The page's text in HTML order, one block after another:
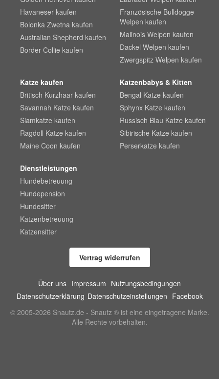
Havaneser kaufen
Bolonka Zwetna kaufen
Australian Shepherd kaufen
Border Collie kaufen
Französische Bulldogge
Welpen kaufen
Malinois Welpen kaufen
Dackel Welpen kaufen
Zwergspitz Welpen kaufen
Katze kaufen
Britisch Kurzhaar kaufen
Savannah Katze kaufen
Siamkatze kaufen
Ragdoll Katze kaufen
Maine Coon kaufen
Katzenbabys & Kitten
Bengal Katze kaufen
Sphynx Katze kaufen
Russisch Blau Katze kaufen
Sibirische Katze kaufen
Perserkatze kaufen
Dienstleistungen
Hundebetreuung
Hundepension
Hundesitter
Katzenbetreuung
Katzensitter
Vertrag widerrufen
Über uns Impressum Nutzungsbedingungen
Datenschutzerklärung Datenschutzeinstellungen Facebook
© 2005-2026 Snautz.de - Snautz ® ist eine eingetragene Marke.
Alle Rechte vorbehalten.